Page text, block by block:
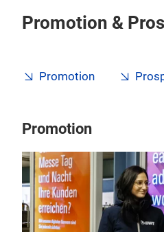
Promotion &
Promotion
Promotion